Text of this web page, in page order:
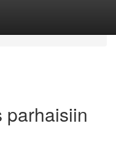
parhaisiin